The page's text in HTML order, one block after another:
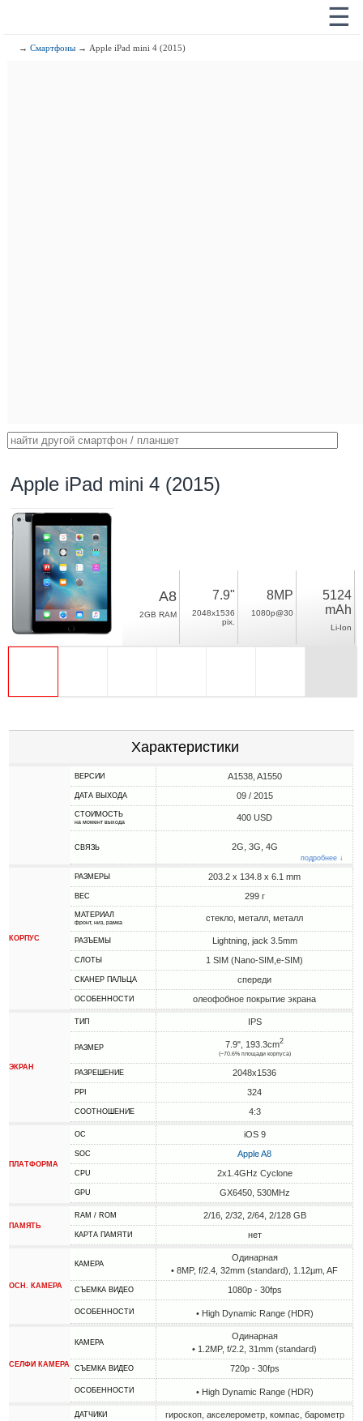
☰
→Смартфоны → Apple iPad mini 4 (2015)
Apple iPad mini 4 (2015)
A8
2GB RAM
7.9"
2048x1536
pix.
8MP
1080p@30
5124
mAh
Li-Ion
Характеристики
ВЕРСИИ A1538, A1550
ДАТА ВЫХОДА 09 / 2015
СТОИМОСТЬ
на момент выхода 400 USD
СВЯЗЬ 2G, 3G, 4G
подробнее ↓
КОРПУС
РАЗМЕРЫ 203.2 x 134.8 x 6.1 mm
ВЕС 299 г
МАТЕРИАЛ
фронт, низ, рамка стекло, металл, металл
РАЗЪЕМЫ Lightning, jack 3.5mm
СЛОТЫ 1 SIM (Nano-SIM,e-SIM)
СКАНЕР ПАЛЬЦА спереди
ОСОБЕННОСТИ олеофобное покрытие экрана
ЭКРАН
ТИП IPS
РАЗМЕР 7.9", 193.3cm2
(~70.6% площади корпуса)
РАЗРЕШЕНИЕ 2048x1536
PPI 324
СООТНОШЕНИЕ 4:3
ПЛАТФОРМА
ОС iOS 9
SOC Apple A8
CPU 2x1.4GHz Cyclone
GPU GX6450, 530MHz
ПАМЯТЬ
RAM / ROM 2/16, 2/32, 2/64, 2/128 GB
КАРТА ПАМЯТИ нет
ОСН. КАМЕРА
КАМЕРА
Одинарная
• 8MP, f/2.4, 32mm (standard), 1.12µm, AF
СЪЕМКА ВИДЕО 1080p - 30fps
ОСОБЕННОСТИ • High Dynamic Range (HDR)
СЕЛФИ КАМЕРА
КАМЕРА
Одинарная
• 1.2MP, f/2.2, 31mm (standard)
СЪЕМКА ВИДЕО 720p - 30fps
ОСОБЕННОСТИ • High Dynamic Range (HDR)
ДАТЧИКИ гироскоп, акселерометр, компас, барометр